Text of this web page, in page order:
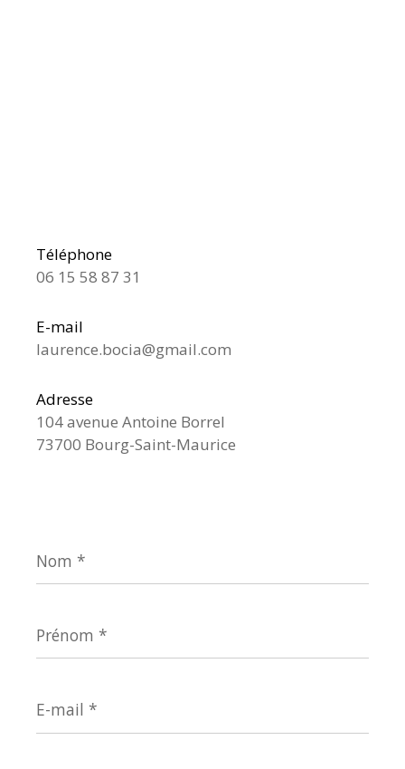
Téléphone
06 15 58 87 31
E-mail
laurence.bocia@gmail.com
Adresse
104 avenue Antoine Borrel
73700 Bourg-Saint-Maurice
*
*
mail
*